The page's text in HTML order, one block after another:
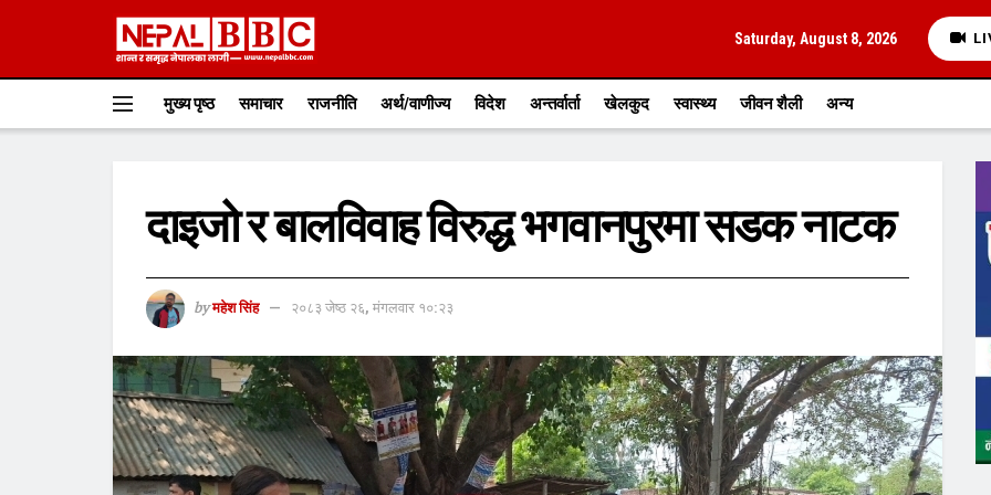
Saturday, August 8, 2026
मुख्य पृष्ठ समाचार राजनीति अर्थ/वाणीज्य विदेश अन्तर्वार्ता खेलकुद स्वास्थ्य जीवन शैली अन्य
दाइजो र बालविवाह विरुद्ध भगवानपुरमा सडक नाटक
by महेश सिंह २०८३ जेष्ठ २६, मंगलवार १०:२३